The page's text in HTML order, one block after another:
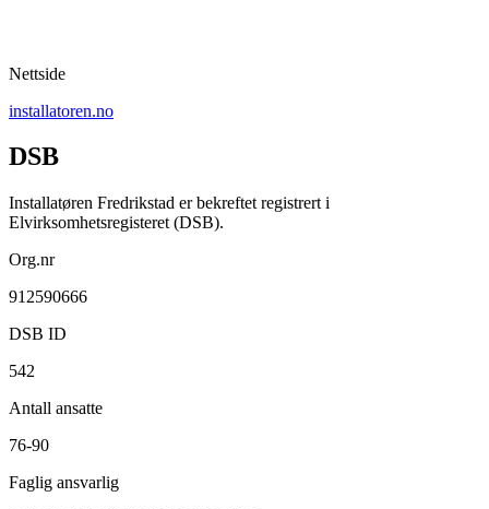
Nettside
installatoren.no
DSB
Installatøren Fredrikstad er bekreftet registrert i
Elvirksomhetsregisteret (DSB).
Org.nr
912590666
DSB ID
542
Antall ansatte
76-90
Faglig ansvarlig